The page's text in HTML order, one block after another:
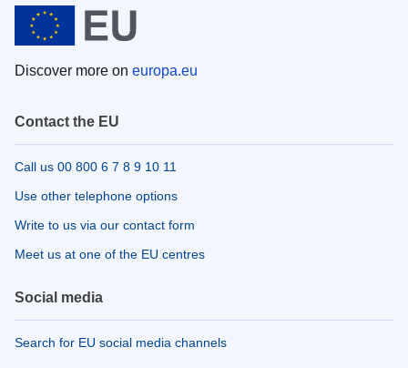
Discover more on europa.eu
Contact the EU
Call us 00 800 6 7 8 9 10 11
Use other telephone options
Write to us via our contact form
Meet us at one of the EU centres
Social media
Search for EU social media channels